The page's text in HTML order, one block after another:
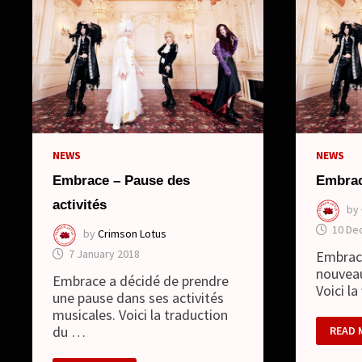
NEWS
Embrace – Pause des
activités
byCrimson Lotus
7 January 2018
Embrace a décidé de prendre
une pause dans ses activités
musicales. Voici la traduction
du …
NEWS
by
10
Voici
–
READ